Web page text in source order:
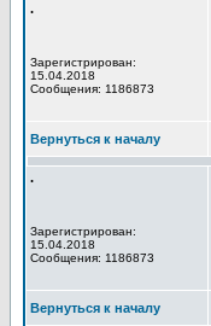
.
Зарегистрирован:
15.04.2018
Сообщения: 1186873
Вернуться к началу
.
Зарегистрирован:
15.04.2018
Сообщения: 1186873
Вернуться к началу